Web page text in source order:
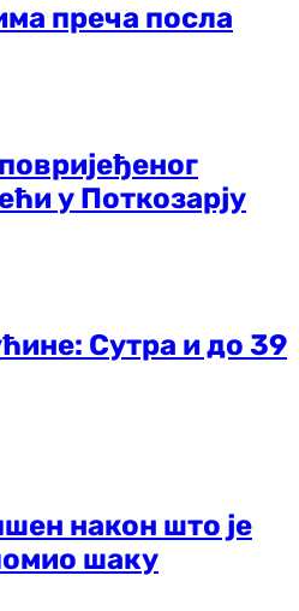
преча посла
у Поткозарју
Сутра и до 39
након што је
шаку